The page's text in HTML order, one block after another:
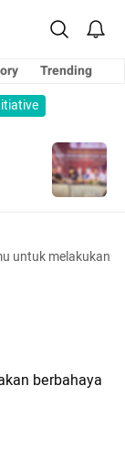
Trending
untuk melakukan
berbahaya